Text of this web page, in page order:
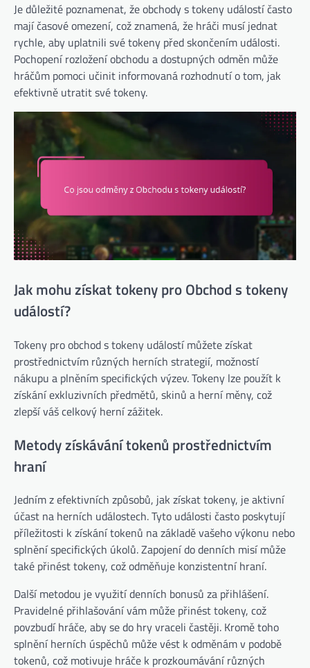
Je důležité poznamenat, že obchody s tokeny událostí často
mají časové omezení, což znamená, že hráči musí jednat
rychle, aby uplatnili své tokeny před skončením události.
Pochopení rozložení obchodu a dostupných odměn může
hráčům pomoci učinit informovaná rozhodnutí o tom, jak
efektivně utratit své tokeny.
Jak mohu získat tokeny pro Obchod s tokeny
událostí?
Tokeny pro obchod s tokeny událostí můžete získat
prostřednictvím různých herních strategií, možností
nákupu a plněním specifických výzev. Tokeny lze použít k
získání exkluzivních předmětů, skinů a herní měny, což
zlepší váš celkový herní zážitek.
Metody získávání tokenů prostřednictvím
hraní
Jedním z efektivních způsobů, jak získat tokeny, je aktivní
účast na herních událostech. Tyto události často poskytují
příležitosti k získání tokenů na základě vašeho výkonu nebo
splnění specifických úkolů. Zapojení do denních misí může
také přinést tokeny, což odměňuje konzistentní hraní.
Další metodou je využití denních bonusů za přihlášení.
Pravidelné přihlašování vám může přinést tokeny, což
povzbudí hráče, aby se do hry vraceli častěji. Kromě toho
splnění herních úspěchů může vést k odměnám v podobě
tokenů, což motivuje hráče k prozkoumávání různých